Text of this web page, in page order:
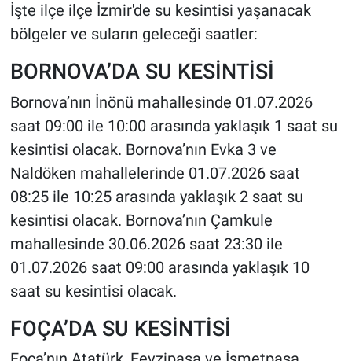
İşte ilçe ilçe İzmir'de su kesintisi yaşanacak
bölgeler ve suların geleceği saatler:
BORNOVA’DA SU KESİNTİSİ
Bornova’nın İnönü mahallesinde 01.07.2026
saat 09:00 ile 10:00 arasında yaklaşık 1 saat su
kesintisi olacak. Bornova’nın Evka 3 ve
Naldöken mahallelerinde 01.07.2026 saat
08:25 ile 10:25 arasında yaklaşık 2 saat su
kesintisi olacak. Bornova’nın Çamkule
mahallesinde 30.06.2026 saat 23:30 ile
01.07.2026 saat 09:00 arasında yaklaşık 10
saat su kesintisi olacak.
FOÇA’DA SU KESİNTİSİ